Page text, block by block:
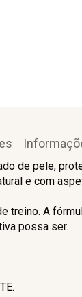
de pele,
e com
A
possa ser.